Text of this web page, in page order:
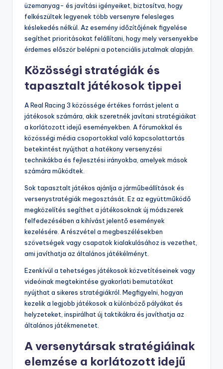
üzemanyag- és javítási igényeiket, biztosítva, hogy
felkészültek legyenek több versenyre felesleges
késlekedés nélkül. Az esemény időzítőjének figyelése
segíthet prioritásokat felállítani, hogy mely versenyekbe
érdemes először belépni a potenciális jutalmak alapján.
Közösségi stratégiák és
tapasztalt játékosok tippei
A Real Racing 3 közössége értékes forrást jelent a
játékosok számára, akik szeretnék javítani stratégiáikat
a korlátozott idejű eseményekben. A fórumokkal és
közösségi média csoportokkal való kapcsolattartás
betekintést nyújthat a hatékony versenyzési
technikákba és fejlesztési irányokba, amelyek mások
számára működtek.
Sok tapasztalt játékos ajánlja a járműbeállítások és
versenystratégiák megosztását. Ez az együttműködő
megközelítés segíthet a játékosoknak új módszerek
felfedezésében a kihívást jelentő események
kezelésére. A részvétel a megbeszélésekben
szövetségek vagy csapatok kialakulásához is vezethet,
ami javíthatja az általános játékélményt.
Ezenkívül a tehetséges játékosok közvetítéseinek vagy
videóinak megtekintése gyakorlati bemutatókat
nyújthat a sikeres stratégiákról. Megfigyelni, hogyan
kezelik a legjobb játékosok a különböző pályákat és
helyzeteket, inspirálhat új taktikákra és javíthatja az
általános játékmenetet.
A versenytársak stratégiáinak
elemzése a korlátozott idejű